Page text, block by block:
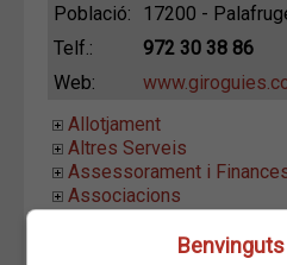
Població:
17200 -
Telf.:
972 30 38 86
Web:
Allotjament
Altres Serveis
Assessorament i
Associacions
Equipament LLarBenvinguts